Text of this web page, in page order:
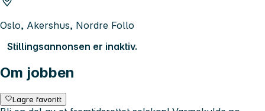
Oslo, Akershus, Nordre Follo
Stillingsannonsen er inaktiv.
Om jobben
Lagre favoritt